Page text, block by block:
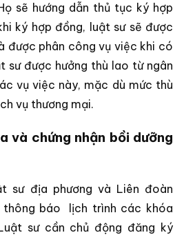
sẽ hướng dẫn thủ tục ký hợp
ký hợp đồng, luật sư sẽ được
được phân công vụ việc khi có
sư được hưởng thù lao từ ngân
vụ việc này, mặc dù mức thù
vụ thương mại.
và chứng nhận bồi dưỡng
sư địa phương và Liên đoàn
thông báo
lịch trình các khóa
sư cần chủ động đăng ký